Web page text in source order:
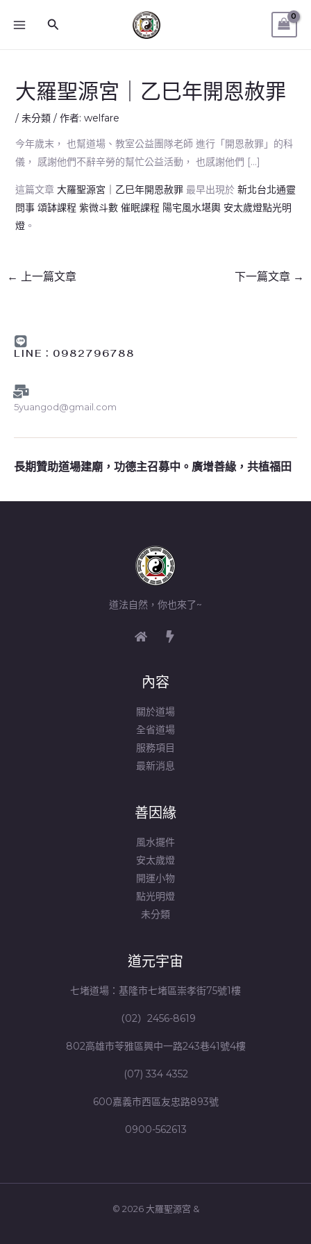
搜
大羅聖源宮｜乙巳年開恩赦罪
/ 未分類/ 作者: welfare
今年歲末， 也幫道場、教室公益團隊老師 進行「開恩赦罪」的科
儀， 感謝他們不辭辛勞的幫忙公益活動， 也感謝他們 […]
這篇文章 大羅聖源宮｜乙巳年開恩赦罪最早出現於 新北台北通靈
問事 頌缽課程 紫微斗數 催眠課程 陽宅風水堪輿 安太歲燈點光明
燈。
← 上一篇文章 下一篇文章 →
LINE︰0982796788
5yuangod@gmail.com
長期贊助道場建廟，功德主召募中。廣增善緣，共植福田
道法自然，你也來了~
內容
關於道場
全省道場
服務項目
最新消息
善因緣
風水擺件
安太歲燈
開運小物
點光明燈
未分類
道元宇宙
七堵道場：基隆市七堵區崇孝街75號1樓
（02）2456-8619
802高雄市苓雅區興中一路243巷41號4樓
(07) 334 4352
600嘉義市西區友忠路893號
0900-562613
© 2026 大羅聖源宮 &